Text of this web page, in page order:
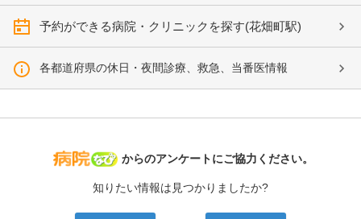
予約ができる病院・クリニックを探す(花畑町駅)
各都道府県の休日・夜間診療、救急、当番医情報
病院なび
からのアンケートにご協力ください。
知りたい情報は見つかりましたか?